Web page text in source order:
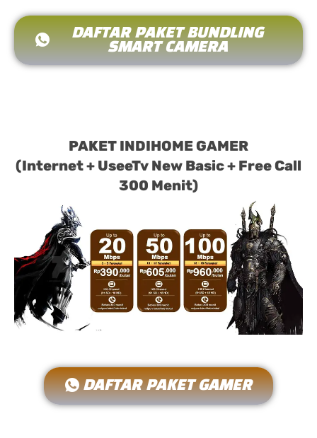
DAFTAR PAKET BUNDLING
SMART CAMERA
PAKET INDIHOME GAMER
(Internet + UseeTv New Basic + Free Call
300 Menit)
DAFTAR PAKET GAMER